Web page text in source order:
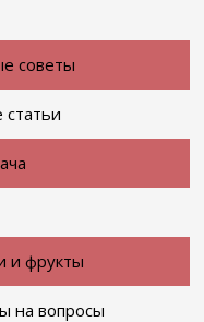
советы
статьи
и фрукты
на вопросы